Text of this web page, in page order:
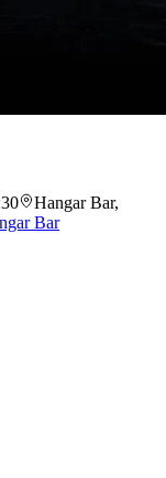
Hangar Bar,
Bar